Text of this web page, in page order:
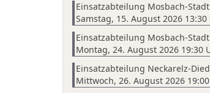
Einsatzabteilung Mosbach-Stadt
Samstag, 15. August 2026 13:30
Einsatzabteilung Mosbach-Stadt
Montag, 24. August 2026 19:30
Einsatzabteilung Neckarelz-
Mittwoch, 26. August 2026